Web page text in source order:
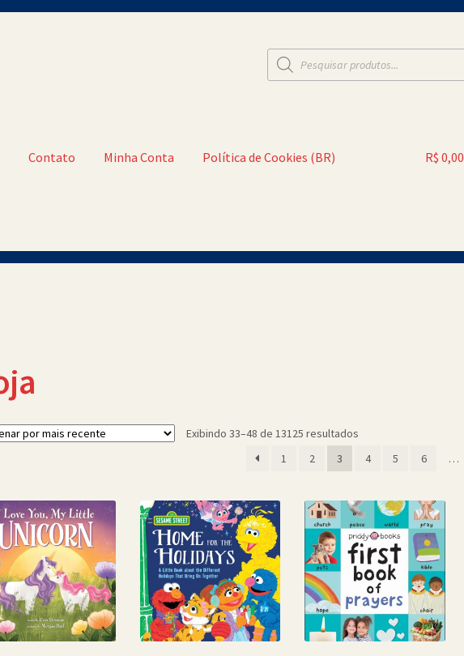
Pesquisar
produtos
Contato Minha Conta Política de Cookies (BR) R$ 0,00
Exibindo 33–48 de 13125 resultadosClassificado
1 2 3 4 5 6 …